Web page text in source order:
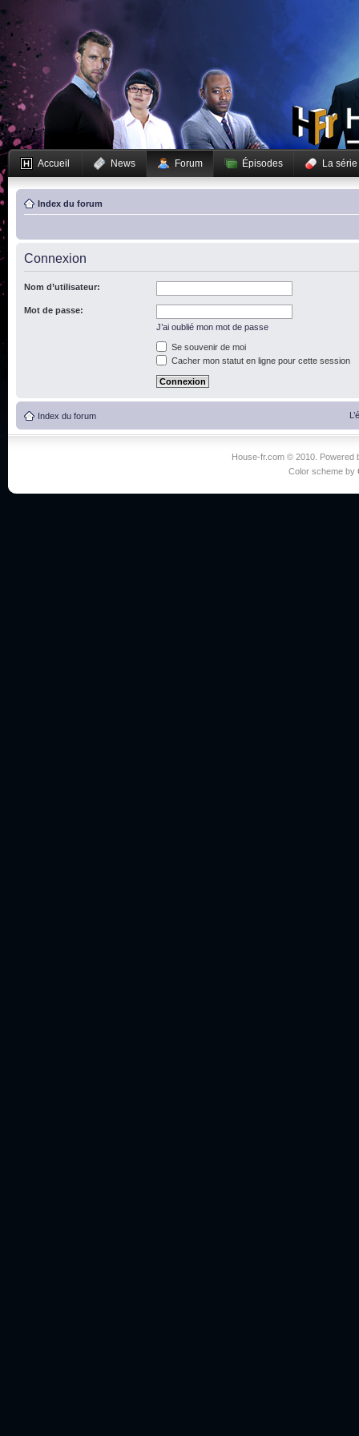
Accueil News Forum Épisodes La série
Index du forum
Connexion
Nom d’utilisateur:
Mot de passe:
J’ai oublié mon mot de passe
Se souvenir de moi
Cacher mon statut en ligne pour cette session
Index du forum
House-fr.com © 2010. Powered
Color scheme by